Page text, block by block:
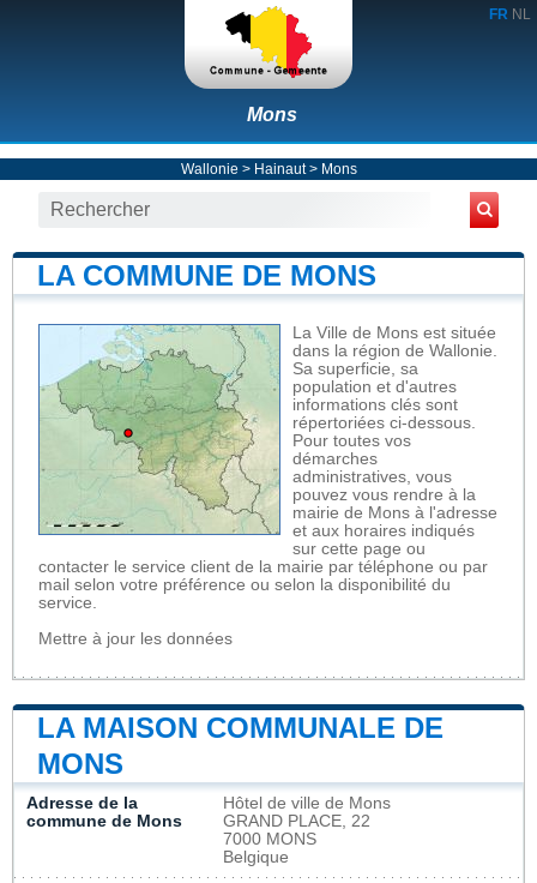
FR NL
Mons
Wallonie > Hainaut> Mons
LA COMMUNE DE MONS
La Ville de Mons est située
dans la région de Wallonie.
Sa superficie, sa
population et d'autres
informations clés sont
répertoriées ci-dessous.
Pour toutes vos
démarches
administratives, vous
pouvez vous rendre à la
mairie de Mons à l'adresse
et aux horaires indiqués
sur cette page ou
contacter le service client de la mairie par téléphone ou par
mail selon votre préférence ou selon la disponibilité du
service.
Mettre à jour les données
LA MAISON COMMUNALE DE
MONS
Adresse de la
commune de Mons
Hôtel de ville de Mons
GRAND PLACE, 22
7000 MONS
Belgique